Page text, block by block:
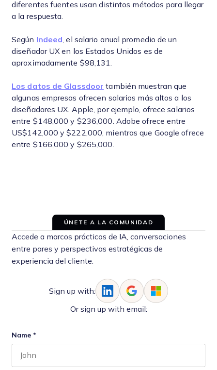
diferentes fuentes usan distintos métodos para llegar
a la respuesta.
Según Indeed , el salario anual promedio de un
diseñador UX en los Estados Unidos es de
aproximadamente $98,131.
Los datos de Glassdoor también muestran que
algunas empresas ofrecen salarios más altos a los
diseñadores UX. Apple, por ejemplo, ofrece salarios
entre $148,000 y $236,000. Adobe ofrece entre
US$142,000 y $222,000, mientras que Google ofrece
entre $166,000 y $265,000.
ÚNETE A LA COMUNIDAD
Accede a marcos prácticos de IA, conversaciones
entre pares y perspectivas estratégicas de
experiencia del cliente.
Sign up with:
Or sign up with email:
Name *